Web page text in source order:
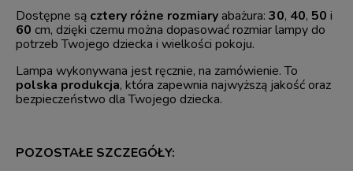
Dostępne są cztery różne rozmiaryabażura: 30, 40, 50 i
60 cm, dzięki czemu można dopasować rozmiar lampy do
potrzeb Twojego dziecka i wielkości pokoju.
Lampa wykonywana jest ręcznie, na zamówienie. To
polska produkcja, która zapewnia najwyższą jakość oraz
bezpieczeństwo dla Twojego dziecka.
POZOSTAŁE SZCZEGÓŁY: